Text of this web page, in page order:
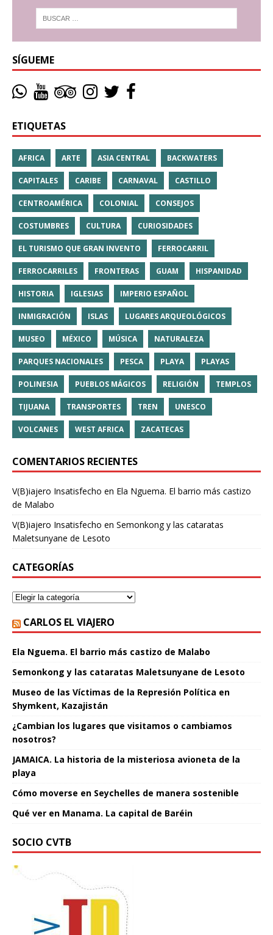
SÍGUEME
ETIQUETAS
AFRICA ARTE ASIA CENTRAL BACKWATERS
CAPITALES CARIBE CARNAVAL CASTILLO
CENTROAMÉRICA COLONIAL CONSEJOS
COSTUMBRES CULTURA CURIOSIDADES
EL TURISMO QUE GRAN INVENTO FERROCARRIL
FERROCARRILES FRONTERAS GUAM HISPANIDAD
HISTORIA IGLESIAS IMPERIO ESPAÑOL
INMIGRACIÓN ISLAS LUGARES ARQUEOLÓGICOS
MUSEO MÉXICO MÚSICA NATURALEZA
PARQUES NACIONALES PESCA PLAYA PLAYAS
POLINESIA PUEBLOS MÁGICOS RELIGIÓN TEMPLOS
TIJUANA TRANSPORTES TREN UNESCO
VOLCANES WEST AFRICA ZACATECAS
COMENTARIOS RECIENTES
V(B)iajero Insatisfecho en Ela Nguema. El barrio más castizo
de Malabo
V(B)iajero Insatisfecho en Semonkong y las cataratas
Maletsunyane de Lesoto
CATEGORÍAS
CARLOS EL VIAJERO
Ela Nguema. El barrio más castizo de Malabo
Semonkong y las cataratas Maletsunyane de Lesoto
Museo de las Víctimas de la Represión Política en
Shymkent, Kazajistán
¿Cambian los lugares que visitamos o cambiamos
nosotros?
JAMAICA. La historia de la misteriosa avioneta de la
playa
Cómo moverse en Seychelles de manera sostenible
Qué ver en Manama. La capital de Baréin
SOCIO CVTB